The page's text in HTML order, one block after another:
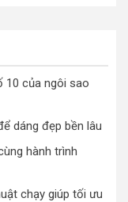
10 của ngôi sao
dáng đẹp bền lâu
hành trình
chạy giúp tối ưu